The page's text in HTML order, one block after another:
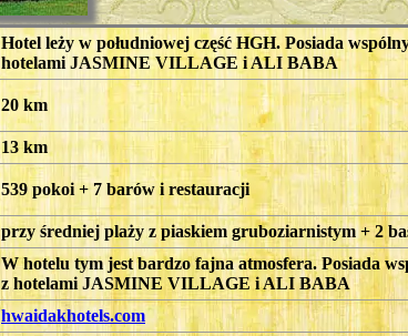
Hotel leży w południowej część HGH. Posiada
hotelami JASMINE VILLAGE i ALI BABA
20 km
13 km
539 pokoi + 7 barów i restauracji
przy średniej plaży z piaskiem gruboziarnistym + 2
W hotelu tym jest bardzo fajna atmosfera. Posiada
z hotelami JASMINE VILLAGE i ALI BABA
hwaidakhotels.com